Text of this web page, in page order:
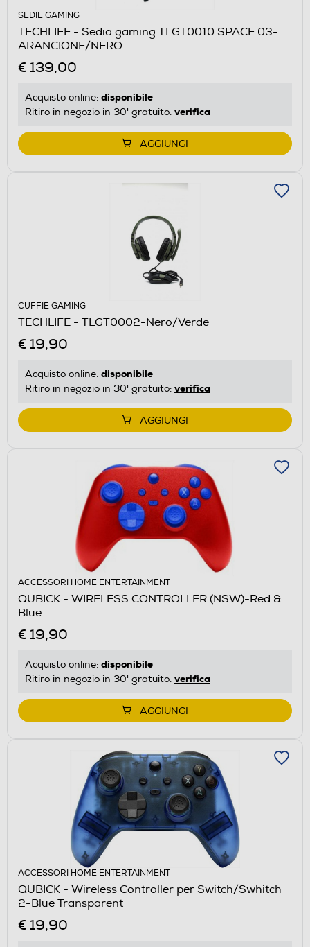
SEDIE GAMING
TECHLIFE - Sedia gaming TLGT0010 SPACE 03-
ARANCIONE/NERO
€ 139,00
Acquisto online: disponibile
Ritiro in negozio in 30' gratuito: verifica
AGGIUNGI
CUFFIE GAMING
TECHLIFE - TLGT0002-Nero/Verde
€ 19,90
Acquisto online: disponibile
Ritiro in negozio in 30' gratuito: verifica
AGGIUNGI
ACCESSORI HOME ENTERTAINMENT
QUBICK - WIRELESS CONTROLLER (NSW)-Red &
Blue
€ 19,90
Acquisto online: disponibile
Ritiro in negozio in 30' gratuito: verifica
AGGIUNGI
ACCESSORI HOME ENTERTAINMENT
QUBICK - Wireless Controller per Switch/Swhitch
2-Blue Transparent
€ 19,90